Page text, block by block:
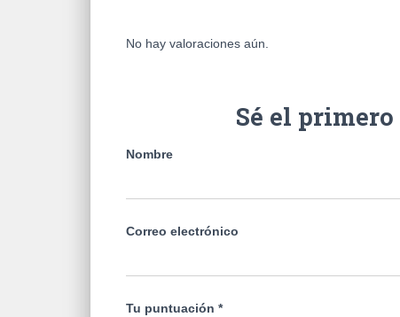
No hay valoraciones aún.
Sé el
Nombre
Correo electrónico
Tu puntuación *